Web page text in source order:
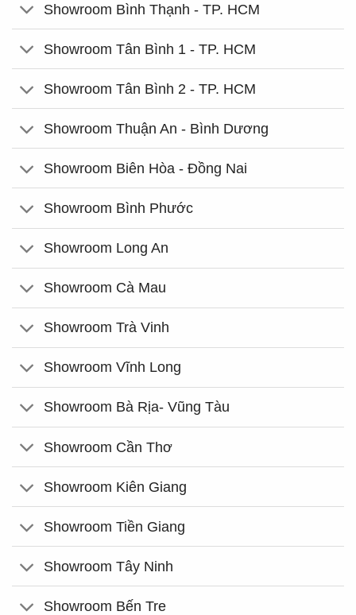
Showroom Bình Thạnh - TP. HCM
Showroom Tân Bình 1 - TP. HCM
Showroom Tân Bình 2 - TP. HCM
Showroom Thuận An - Bình Dương
Showroom Biên Hòa - Đồng Nai
Showroom Bình Phước
Showroom Long An
Showroom Cà Mau
Showroom Trà Vinh
Showroom Vĩnh Long
Showroom Bà Rịa- Vũng Tàu
Showroom Cần Thơ
Showroom Kiên Giang
Showroom Tiền Giang
Showroom Tây Ninh
Showroom Bến Tre